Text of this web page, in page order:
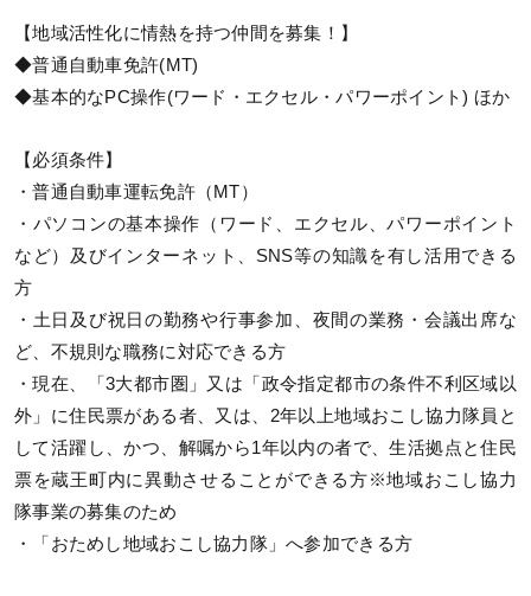
【地域活性化に情熱を持つ仲間を募集！】
◆普通自動車免許(MT)
◆基本的なPC操作(ワード・エクセル・パワーポイント) ほか
【必須条件】
・普通自動車運転免許（MT）
・パソコンの基本操作（ワード、エクセル、パワーポイント
など）及びインターネット、SNS等の知識を有し活用できる
方
・土日及び祝日の勤務や行事参加、夜間の業務・会議出席な
ど、不規則な職務に対応できる方
・現在、「3大都市圏」又は「政令指定都市の条件不利区域以
外」に住民票がある者、又は、2年以上地域おこし協力隊員と
して活躍し、かつ、解嘱から1年以内の者で、生活拠点と住民
票を蔵王町内に異動させることができる方※地域おこし協力
隊事業の募集のため
・「おためし地域おこし協力隊」へ参加できる方